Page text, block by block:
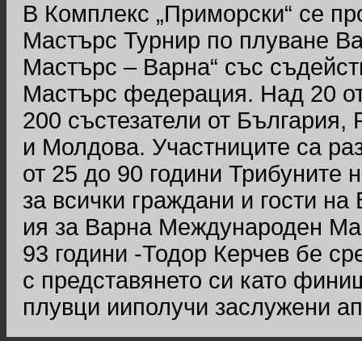
В Комплекс „Приморски“ се
Мастърс Турнир по плуване
Мастърс – Варна“ със
Мастърс федерация. Над 20
200 състезатели от
и Молдова. Участниците са
от 25 до 90 години Трибуните
за всички граждани и гости
ия за Варна Международен
93 години -Тодор Керчев бе
с представянето си като
плувци ииполучи заслужени